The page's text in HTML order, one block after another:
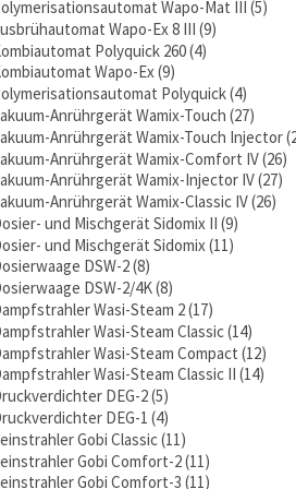
Wapo-Mat III 5
Wapo-Ex 8 III 9
Polyquick 260 4
Wapo-Ex 9
Polyquick 4
Anrührgerät Wamix-Touch 27
Anrührgerät Wamix-Touch Injector
Anrührgerät Wamix-Comfort IV 26
Anrührgerät Wamix-Injector IV 27
Anrührgerät Wamix-Classic IV 26
und Mischgerät Sidomix II 9
und Mischgerät Sidomix 11
DSW-2 8
DSW-2/4K 8
Wasi-Steam 2 17
Wasi-Steam Classic 14
Wasi-Steam Compact 12
Wasi-Steam Classic II 14
DEG-2 5
DEG-1 4
Gobi Classic 11
Gobi Comfort-2 11
Gobi Comfort-3 11